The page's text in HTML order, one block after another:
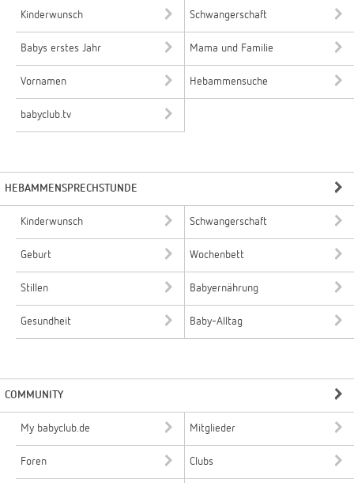
Kinderwunsch Schwangerschaft
Babys erstes Jahr Mama und Familie
Vornamen Hebammensuche
babyclub.tv
HEBAMMENSPRECHSTUNDE
Kinderwunsch Schwangerschaft
Geburt Wochenbett
Stillen Babyernährung
Gesundheit Baby-Alltag
COMMUNITY
My babyclub.de Mitglieder
Foren Clubs